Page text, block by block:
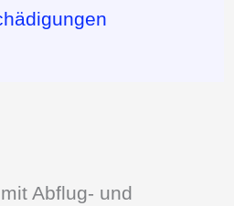
Abflug- und